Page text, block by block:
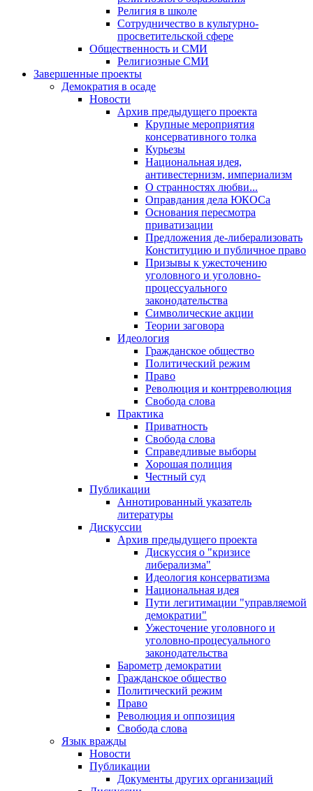
Религия в школе
Сотрудничество в культурно-
просветительской сфере
Общественность и СМИ
Религиозные СМИ
Завершенные проекты
Демократия в осаде
Новости
Архив предыдущего проекта
Крупные мероприятия
консервативного толка
Курьезы
Национальная идея,
антивестернизм, империализм
О странностях любви...
Оправдания дела ЮКОСа
Основания пересмотра
приватизации
Предложения де-либерализовать
Конституцию и публичное право
Призывы к ужесточению
уголовного и уголовно-
процессуального
законодательства
Символические акции
Теории заговора
Идеология
Гражданское общество
Политический режим
Право
Революция и контрреволюция
Свобода слова
Практика
Приватность
Свобода слова
Справедливые выборы
Хорошая полиция
Честный суд
Публикации
Аннотированный указатель
литературы
Дискуссии
Архив предыдущего проекта
Дискуссия о "кризисе
либерализма"
Идеология консерватизма
Национальная идея
Пути легитимации "управляемой
демократии"
Ужесточение уголовного и
уголовно-процесуального
законодательства
Барометр демократии
Гражданское общество
Политический режим
Право
Революция и оппозиция
Свобода слова
Язык вражды
Новости
Публикации
Документы других организаций